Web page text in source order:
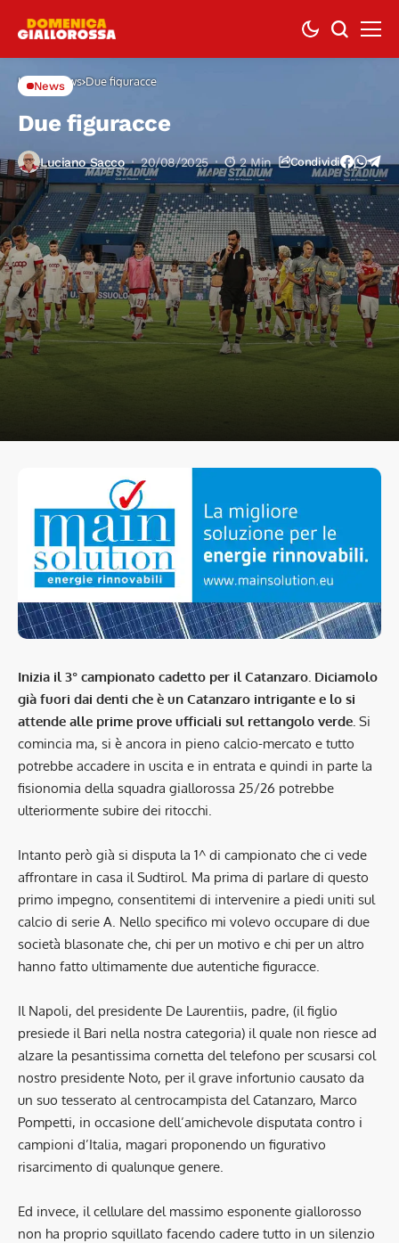
Home News Due figuracce
News
Due figuracce
Luciano Sacco 20/08/2025 2 Min Condividi
Inizia il 3° campionato cadetto per il Catanzaro. Diciamolo
già fuori dai denti che è un Catanzaro intrigante e lo si
attende alle prime prove ufficiali sul rettangolo verde. Si
comincia ma, si è ancora in pieno calcio-mercato e tutto
potrebbe accadere in uscita e in entrata e quindi in parte la
fisionomia della squadra giallorossa 25/26 potrebbe
ulteriormente subire dei ritocchi.
Intanto però già si disputa la 1^ di campionato che ci vede
affrontare in casa il Sudtirol. Ma prima di parlare di questo
primo impegno, consentitemi di intervenire a piedi uniti sul
calcio di serie A. Nello specifico mi volevo occupare di due
società blasonate che, chi per un motivo e chi per un altro
hanno fatto ultimamente due autentiche figuracce.
Il Napoli, del presidente De Laurentiis, padre, (il figlio
presiede il Bari nella nostra categoria) il quale non riesce ad
alzare la pesantissima cornetta del telefono per scusarsi col
nostro presidente Noto, per il grave infortunio causato da
un suo tesserato al centrocampista del Catanzaro, Marco
Pompetti, in occasione dell’amichevole disputata contro i
campioni d’Italia, magari proponendo un figurativo
risarcimento di qualunque genere.
Ed invece, il cellulare del massimo esponente giallorosso
non ha proprio squillato facendo cadere tutto in un silenzio